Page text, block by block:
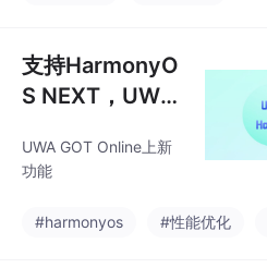
支持HarmonyO
S NEXT，UWA
划
UWA GOT Online上新
功能
#harmonyos #性能优化